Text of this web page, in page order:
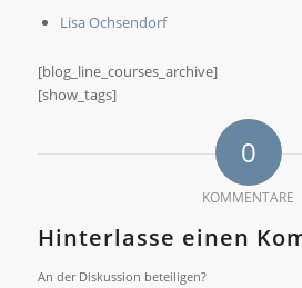
Lisa Ochsendorf
[blog_line_courses_archive]
[show_tags]
0
KOMMENTARE
Hinterlasse einen
An der Diskussion beteiligen?